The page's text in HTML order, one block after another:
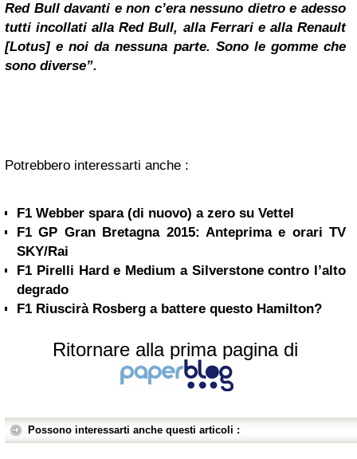
Red Bull davanti e non c’era nessuno dietro e adesso
tutti incollati alla Red Bull, alla Ferrari e alla Renault
[Lotus] e noi da nessuna parte. Sono le gomme che
sono diverse”.
Potrebbero interessarti anche :
F1 Webber spara (di nuovo) a zero su Vettel
F1 GP Gran Bretagna 2015: Anteprima e orari TV
SKY/Rai
F1 Pirelli Hard e Medium a Silverstone contro l’alto
degrado
F1 Riuscirà Rosberg a battere questo Hamilton?
Ritornare alla prima pagina di
Possono interessarti anche questi articoli :